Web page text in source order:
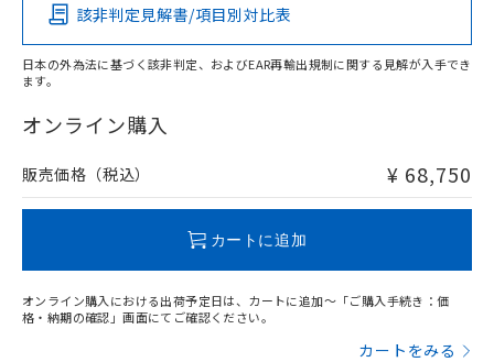
O
在庫等で未対応品が混在する可能性があります。
問い合わせください。
該非判定見解書/項目別対比表
日本の外為法に基づく該非判定、およびEAR再輸出規制に関する見解が入手でき
ます。
オンライン購入
販売価格（税込） ¥ 68,750
カートに追加
オンライン購入における出荷予定日は、カートに追加～「ご購入手続き：価
格・納期の確認」画面にてご確認ください。
カートをみる